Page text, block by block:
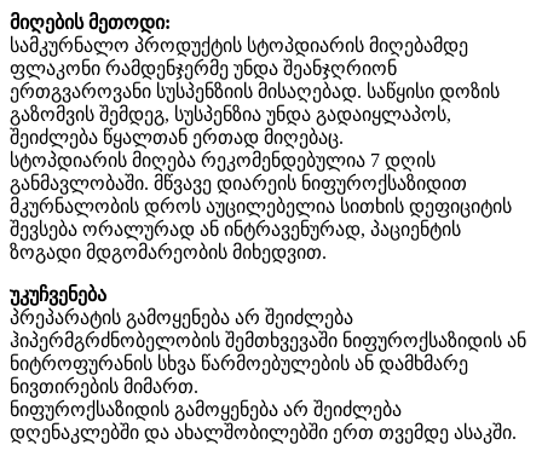
მიღების მეთოდი:
სამკურნალო პროდუქტის სტოპდიარის მიღებამდე
ფლაკონი რამდენჯერმე უნდა შეანჯღრიონ
ერთგვაროვანი სუსპენზიის მისაღებად. საწყისი დოზის
გაზომვის შემდეგ, სუსპენზია უნდა გადაიყლაპოს,
შეიძლება წყალთან ერთად მიღებაც.
სტოპდიარის მიღება რეკომენდებულია 7 დღის
განმავლობაში. მწვავე დიარეის ნიფუროქსაზიდით
მკურნალობის დროს აუცილებელია სითხის დეფიციტის
შევსება ორალურად ან ინტრავენურად, პაციენტის
ზოგადი მდგომარეობის მიხედვით.
უკუჩვენება
პრეპარატის გამოყენება არ შეიძლება
ჰიპერმგრძნობელობის შემთხვევაში ნიფუროქსაზიდის ან
ნიტროფურანის სხვა წარმოებულების ან დამხმარე
ნივთირების მიმართ.
ნიფუროქსაზიდის გამოყენება არ შეიძლება
დღენაკლებში და ახალშობილებში ერთ თვემდე ასაკში.